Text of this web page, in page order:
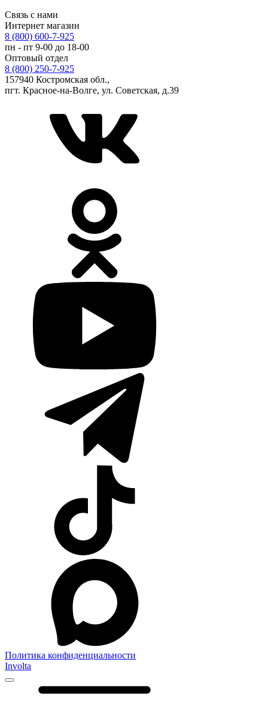
Связь с нами
Интернет магазин
8 (800) 600-7-925
пн - пт 9-00 до 18-00
Оптовый отдел
8 (800) 250-7-925
157940 Костромская обл.,
пгт. Красное-на-Волге, ул. Советская, д.39
Политика конфиденциальности
Involta